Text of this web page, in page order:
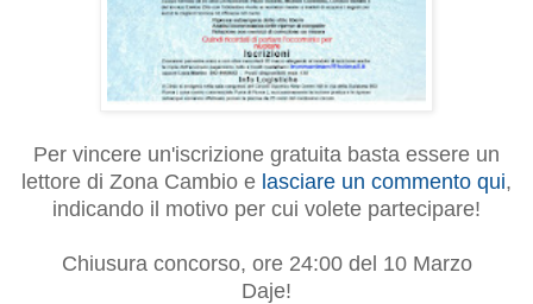
Per vincere un'iscrizione gratuita basta essere un
lettore di Zona Cambio e lasciare un commento qui,
indicando il motivo per cui volete partecipare!
Chiusura concorso, ore 24:00 del 10 Marzo
Daje!